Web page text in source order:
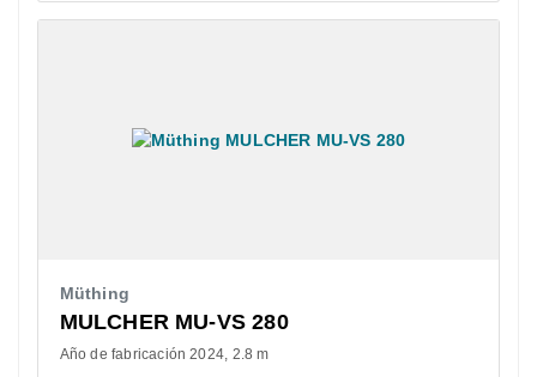
Müthing
MULCHER MU-VS 280
Año de fabricación 2024 2.8 m